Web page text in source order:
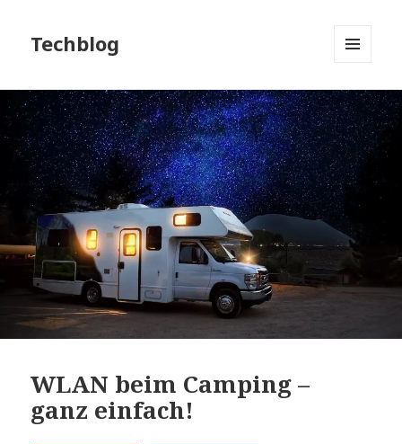
Techblog
WIDGETS
WLAN beim Camping –
ganz einfach!